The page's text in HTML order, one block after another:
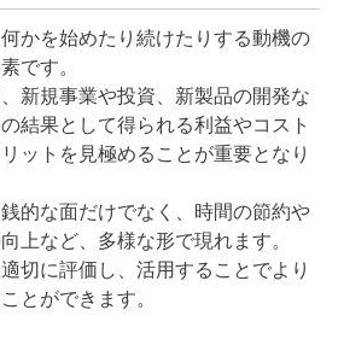
かを始めたり続けたりする動機の
です。
新規事業や投資、新製品の開発な
結果として得られる利益やコスト
ットを見極めることが重要となり
的な面だけでなく、時間の節約や
上など、多様な形で現れます。
切に評価し、活用することでより
とができます。